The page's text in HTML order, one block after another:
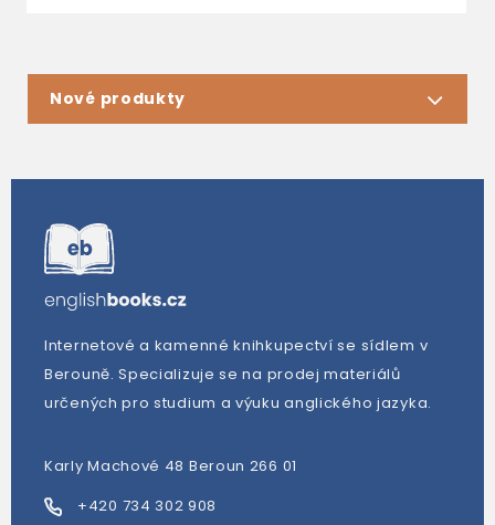
Nové produkty
Internetové a kamenné knihkupectví se sídlem v
Berouně. Specializuje se na prodej materiálů
určených pro studium a výuku anglického jazyka.
Karly Machové 48 Beroun 266 01
+420 734 302 908